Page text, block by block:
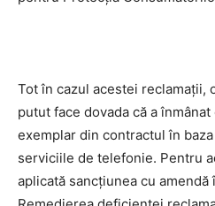
Tot în cazul acestei reclamaţii,
putut face dovada că a
exemplar din contractul în
serviciile de telefonie. Pentru
aplicată sancţiunea cu